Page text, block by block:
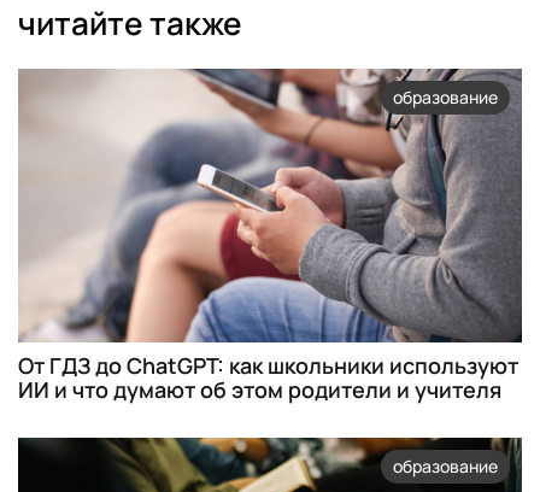
читайте также
образование
От ГДЗ до ChatGPT: как школьники используют
ИИ и что думают об этом родители и учителя
образование